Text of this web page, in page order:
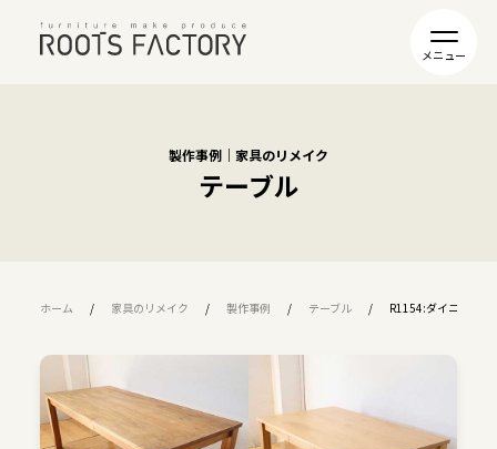
製作事例｜家具のリメイク
テーブル
ホーム 家具のリメイク 製作事例 テーブル R1154:ダイニング